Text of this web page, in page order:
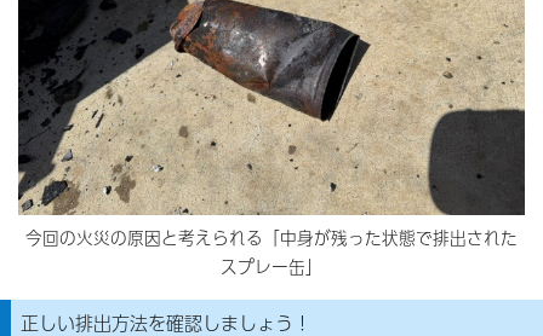
今回の火災の原因と考えられる「中身が残った状態で排出された
スプレー缶」
正しい排出方法を確認しましょう！